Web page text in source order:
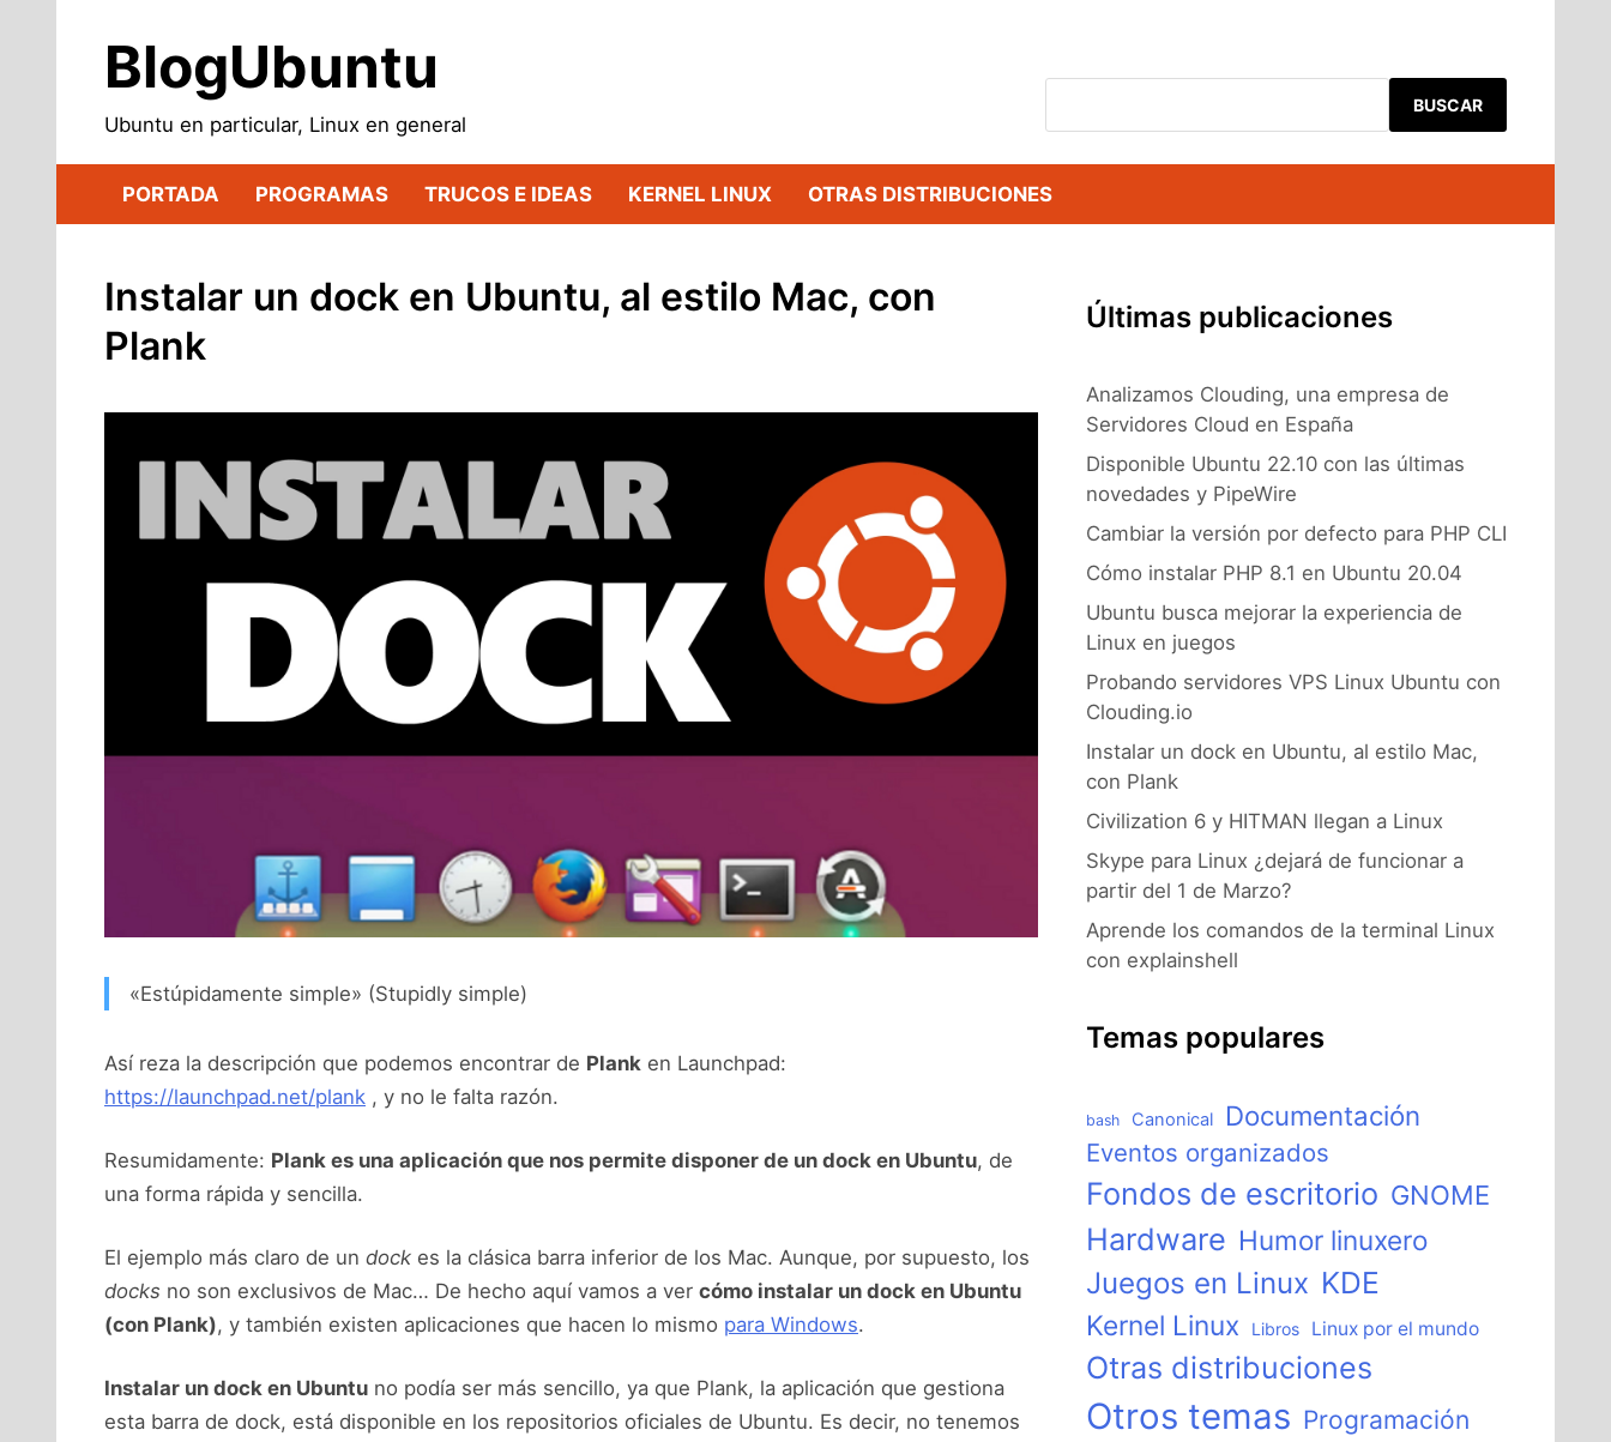
contenidoBlogUbuntu
Ubuntu en particular, Linux en general
BUSCAR
PORTADA PROGRAMAS TRUCOS E IDEAS KERNEL LINUX OTRAS DISTRIBUCIONES
Instalar un dock en Ubuntu, al estilo Mac, con
Plank
«Estúpidamente simple» (Stupidly simple)
Así reza la descripción que podemos encontrar de Plank en Launchpad:
https://launchpad.net/plank , y no le falta razón.
Resumidamente: Plank es una aplicación que nos permite disponer de un dock en Ubuntu, de
una forma rápida y sencilla.
El ejemplo más claro de un dock es la clásica barra inferior de los Mac. Aunque, por supuesto, los
docks no son exclusivos de Mac… De hecho aquí vamos a ver cómo instalar un dock en Ubuntu
(con Plank), y también existen aplicaciones que hacen lo mismo para Windows.
Instalar un dock en Ubuntu no podía ser más sencillo, ya que Plank, la aplicación que gestiona
esta barra de dock, está disponible en los repositorios oficiales de Ubuntu. Es decir, no tenemos
Últimas publicaciones
Analizamos Clouding, una empresa de
Servidores Cloud en España
Disponible Ubuntu 22.10 con las últimas
novedades y PipeWire
Cambiar la versión por defecto para PHP CLI
Cómo instalar PHP 8.1 en Ubuntu 20.04
Ubuntu busca mejorar la experiencia de
Linux en juegos
Probando servidores VPS Linux Ubuntu con
Clouding.io
Instalar un dock en Ubuntu, al estilo Mac,
con Plank
Civilization 6 y HITMAN llegan a Linux
Skype para Linux ¿dejará de funcionar a
partir del 1 de Marzo?
Aprende los comandos de la terminal Linux
con explainshell
Temas populares
bash Canonical Documentación
Eventos organizados
Fondos de escritorio GNOME
Hardware Humor linuxero
Juegos en Linux KDE
Kernel Linux Libros Linux por el mundo
Otras distribuciones
Otros temas Programación